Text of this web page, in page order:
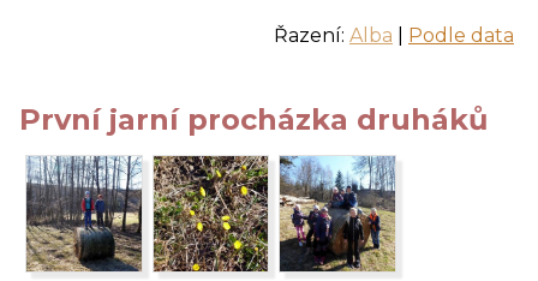
Řazení: Alba Podle data
První jarní procházka druháků